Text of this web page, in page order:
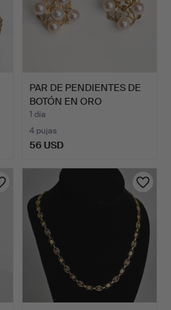
PAR DE PENDIENTES DE
BOTÓN EN ORO
AMARILLO…
1 día
4 pujas
56 USD